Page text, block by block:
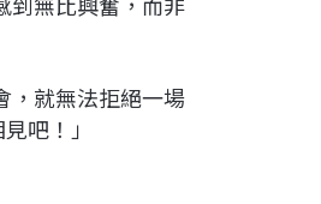
，就無法拒絕一場
吧！」